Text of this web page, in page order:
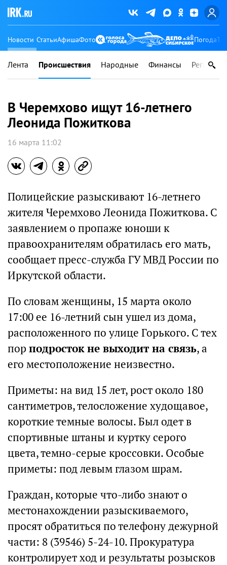
Новости СтатьиАфишаФото Погода
Лента Происшествия Народные Финансы Регионы
В Черемхово ищут 16-летнего
Леонида Пожиткова
16 марта 11:02
Полицейские разыскивают 16-летнего
жителя Черемхово Леонида Пожиткова. С
заявлением о пропаже юноши к
правоохранителям обратилась его мать,
сообщает пресс-служба ГУ МВД России по
Иркутской области.
По словам женщины, 15 марта около
17:00 ее 16-летний сын ушел из дома,
расположенного по улице Горького. С тех
пор подросток не выходит на связь, а
его местоположение неизвестно.
Приметы: на вид 15 лет, рост около 180
сантиметров, телосложение худощавое,
короткие темные волосы. Был одет в
спортивные штаны и куртку серого
цвета, темно-серые кроссовки. Особые
приметы: под левым глазом шрам.
Граждан, которые что-либо знают о
местонахождении разыскиваемого,
просят обратиться по телефону дежурной
части: 8 (39546) 5-24-10. Прокуратура
контролирует ход и результаты розысков